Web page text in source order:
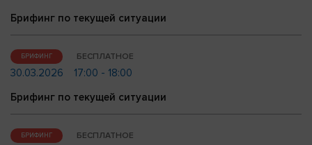
Брифинг по текущей ситуации
БРИФИНГ БЕСПЛАТНОЕ
30.03.2026
17:00 - 18:00
Брифинг по текущей ситуации
БРИФИНГ БЕСПЛАТНОЕ